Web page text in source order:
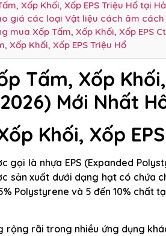
Xốp Khối, Xốp EPS Triệu Hổ tại
giá các loại Vật liệu cách âm
mua Xốp Tấm, Xốp Khối, Xốp EPS
Xốp Khối, Xốp EPS Triệu Hổ
Tấm, Xốp
Mới Nhất
Khối, Xốp EPS
gọi là nhựa EPS (Expanded
sản xuất dưới dạng hạt có chứa
Polystyrene và 5 đến 10% chất
rộng rãi trong nhiều ứng dụng